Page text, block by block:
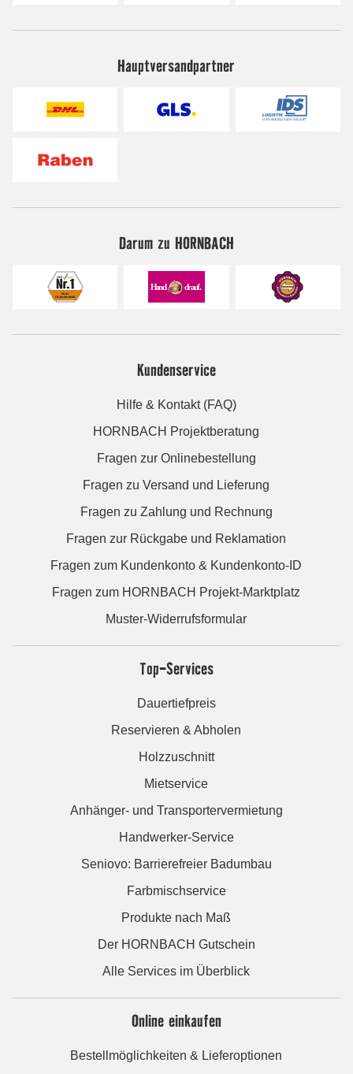
Hauptversandpartner
Darum zu HORNBACH
Kundenservice
Hilfe & Kontakt (FAQ)
HORNBACH Projektberatung
Fragen zur Onlinebestellung
Fragen zu Versand und Lieferung
Fragen zu Zahlung und Rechnung
Fragen zur Rückgabe und Reklamation
Fragen zum Kundenkonto & Kundenkonto-ID
Fragen zum HORNBACH Projekt-Marktplatz
Muster-Widerrufsformular
Top-Services
Dauertiefpreis
Reservieren & Abholen
Holzzuschnitt
Mietservice
Anhänger- und Transportervermietung
Handwerker-Service
Seniovo: Barrierefreier Badumbau
Farbmischservice
Produkte nach Maß
Der HORNBACH Gutschein
Alle Services im Überblick
Online einkaufen
Bestellmöglichkeiten & Lieferoptionen